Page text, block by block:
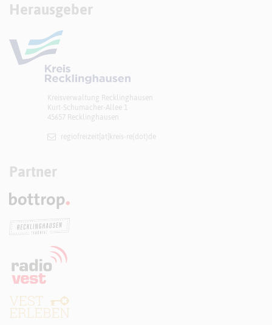
Herausgeber
Kreisverwaltung Recklinghausen
Kurt-Schumacher-Allee 1
45657 Recklinghausen
regiofreizeit[at]​kreis-re(dot)de
Partner